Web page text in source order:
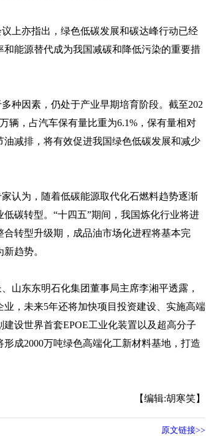
上亦指出，绿色低碳发展和碳达峰行动已经
能源替代成为我国减碳和降低污染的重要措
种因素，仍处于产业早期培育阶段。截至202
辆，占汽车保有量比重为6.1%，保有量相对
减排，将有效促进我国绿色低碳发展和减少
认为，随着低碳能源取代化石燃料趋势逐渐
碳转型。“十四五”期间，我国炼化行业将进
转型升级期，成品油市场化进程将基本完
趋势。
山东东明石化集团董事局主席李湘平透露，
，未来5年还将加快项目投资建设、实施高端
设世界首套EPOE工业化装置以及超高分子
成2000万吨绿色高端化工新材料基地，打造
【编辑:胡寒笑】
原文链接>>